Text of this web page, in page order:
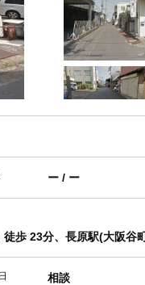
ー / ー
歩 23分、長原駅(大阪谷
相談